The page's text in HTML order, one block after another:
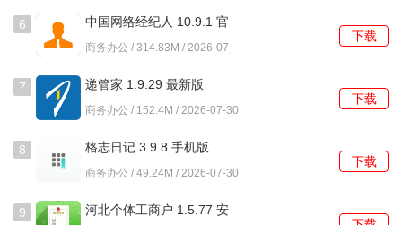
手动输入其员工编号来发送好友申请。
3、创建新群组时，需要从通讯录勾选成员，并一次性设置好
群名称、公告以及是否允许查看历史消息。
4、向群内发送文件后，长按该文件可以选择转发至其他对话
或保存至本地指定文件夹。
5、进入群设置菜单，可以导出指定时间段的完整聊天记录，
导出格式支持文本文件或表格。
6
中国网络经纪人 10.9.1 官
方版
商务办公 / 314.83M / 2026-07-
下载
7 递管家 1.9.29 最新版
商务办公 / 152.4M / 2026-07-30
下载
8 格志日记 3.9.8 手机版
商务办公 / 49.24M / 2026-07-30
下载
9
河北个体工商户 1.5.77 安